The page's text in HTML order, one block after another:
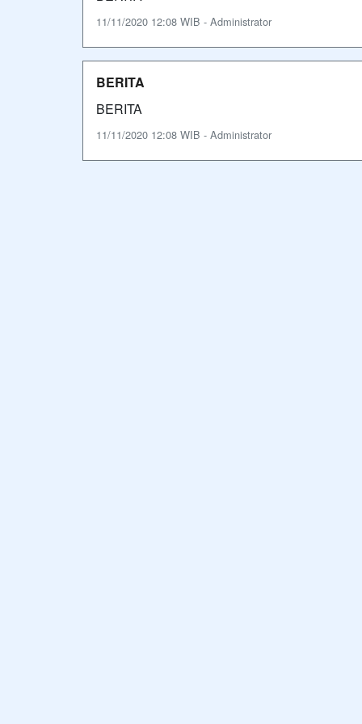
11/11/2020 12:08 WIB - Administrator
BERITA
BERITA
11/11/2020 12:08 WIB - Administrator